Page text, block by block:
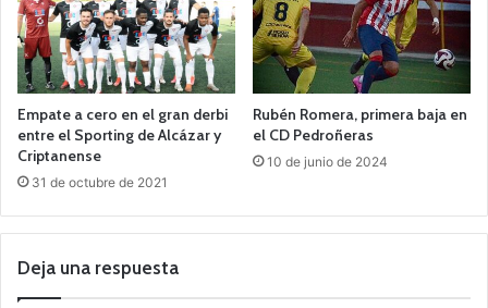
Empate a cero en el gran derbi
entre el Sporting de Alcázar y
Criptanense
31 de octubre de 2021
Rubén Romera, primera baja en
el CD Pedroñeras
10 de junio de 2024
Deja una respuesta